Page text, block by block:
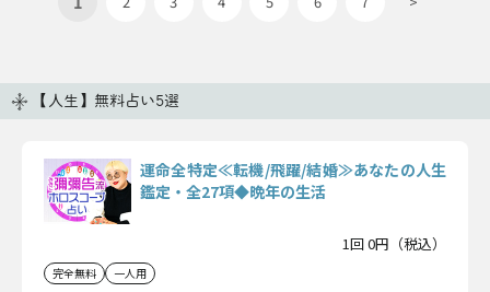
【人生】無料占い5選
運命全特定≪転機/飛躍/結婚≫あなたの人生
鑑定・全27項◆晩年の生活
1回 0円（税込）
完全無料 一人用